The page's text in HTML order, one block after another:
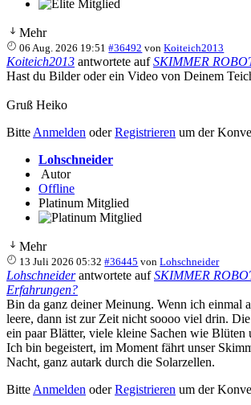
Mehr
06 Aug. 2026 19:51 #36492 vonKoiteich2013
Koiteich2013 antwortete aufSKIMMER
Hast du Bilder oder ein Video von Deinem
Gruß Heiko
Bitte Anmelden oderRegistrieren um der
Lohschneider
Autor
Offline
Platinum Mitglied
Mehr
13 Juli 2026 05:32 #36445 vonLohschneider
Lohschneiderantwortete aufSKIMMER
Erfahrungen?
Bin da ganz deiner Meinung. Wenn ich einmal
leere, dann ist zur Zeit nicht soooo viel drin.
ein paar Blätter, viele kleine Sachen wie Blüten
Ich bin begeistert, im Moment fährt unser
Nacht, ganz autark durch die Solarzellen.
Bitte Anmelden oderRegistrieren um der